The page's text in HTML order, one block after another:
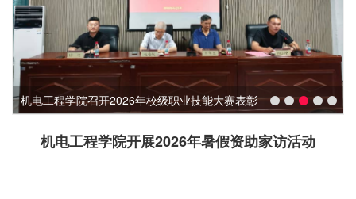
机电工程学院召开2026年校级职业技能大赛表彰
机电工程学院开展2026年暑假资助家访活动